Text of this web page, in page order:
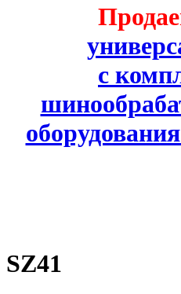
с
SZ41